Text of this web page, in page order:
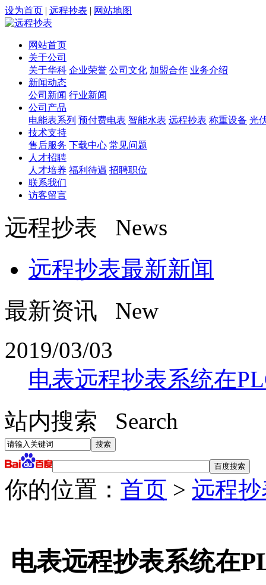
设为首页 | 远程抄表 | 网站地图
网站首页
关于公司
关于华科 企业荣誉 公司文化 加盟合作 业务介绍
新闻动态
公司新闻 行业新闻
公司产品
电能表系列 预付费电表 智能水表 远程抄表 称重设备 光
技术支持
售后服务 下载中心 常见问题
人才招聘
人才培养 福利待遇 招聘职位
联系我们
访客留言
远程抄表 News
远程抄表最新新闻
最新资讯 New
2019/03/03
电表远程抄表系统在
站内搜索 Search
你的位置： 首页 > 远程
电表远程抄表系统在